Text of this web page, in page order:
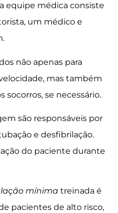
equipe médica consiste
um médico e
não apenas para
mas também
socorros, se necessário.
são responsáveis por
e desfibrilação.
do paciente durante
mínima treinada é
pacientes de alto risco,